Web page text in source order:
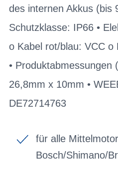
des internen Akkus (bis
Schutzklasse: IP66 •
o Kabel rot/blau: VCC o
• Produktabmessungen
26,8mm x 10mm •
DE72714763
für alle
Bosch/Shimano/